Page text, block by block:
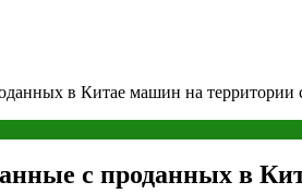
в Китае машин на
с проданных в